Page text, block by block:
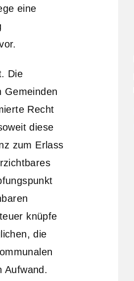
eine
Die
Gemeinden
Recht
diese
zum Erlass
knüpfe
die
Aufwand.